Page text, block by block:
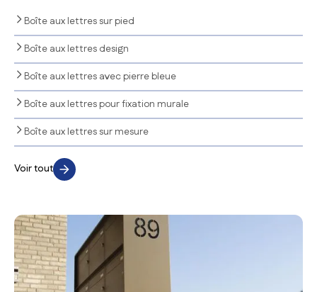
Boîte aux lettres sur pied
Boîte aux lettres design
Boîte aux lettres avec pierre bleue
Boîte aux lettres pour fixation murale
Boîte aux lettres sur mesure
Voir tout